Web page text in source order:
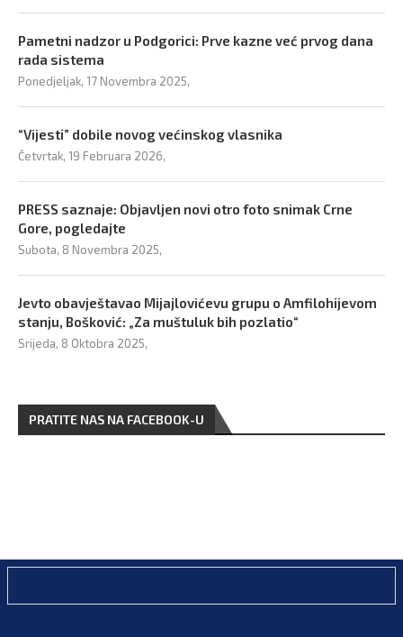
Pametni nadzor u Podgorici: Prve kazne već prvog dana
rada sistema
Ponedjeljak, 17 Novembra 2025,
“Vijesti” dobile novog većinskog vlasnika
Četvrtak, 19 Februara 2026,
PRESS saznaje: Objavljen novi otro foto snimak Crne
Gore, pogledajte
Subota, 8 Novembra 2025,
Jevto obavještavao Mijajlovićevu grupu o Amfilohijevom
stanju, Bošković: „Za muštuluk bih pozlatio“
Srijeda, 8 Oktobra 2025,
PRATITE NAS NA FACEBOOK-U